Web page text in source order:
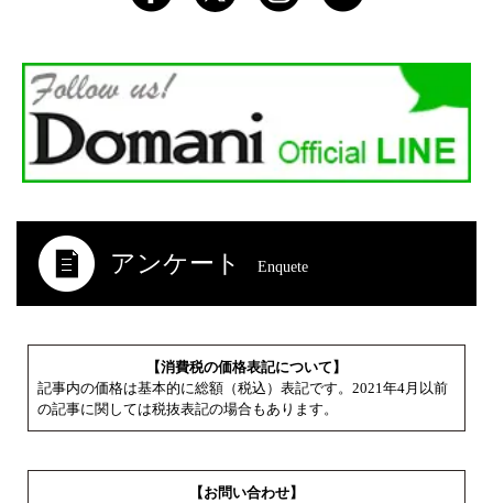
アンケート Enquete
【消費税の価格表記について】
記事内の価格は基本的に総額（税込）表記です。2021年4月以前
の記事に関しては税抜表記の場合もあります。
【お問い合わせ】